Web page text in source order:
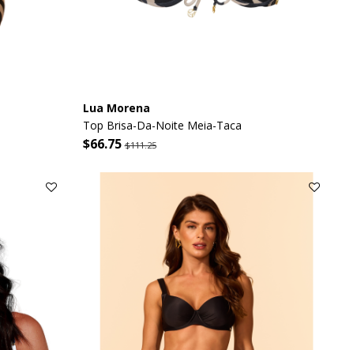
Lua Morena
Top Brisa-Da-Noite Meia-Taca
$66.75$111.25